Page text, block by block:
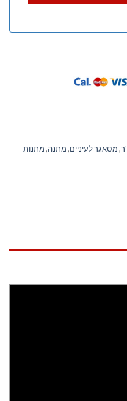
,מסאגר לעיניים,מתנה,מתנות